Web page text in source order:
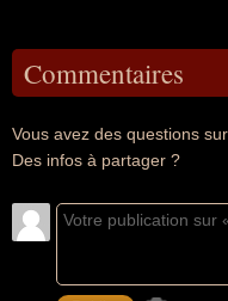
Commentaires
Vous avez des questions
Des infos à partager ?